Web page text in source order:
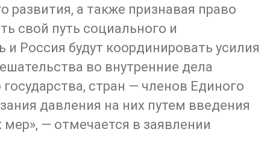
развития, а также признавая право
свой путь социального и
и Россия будут координировать усилия
во внутренние дела
стран — членов Единого
давления на них путем введения
— отмечается в заявлении